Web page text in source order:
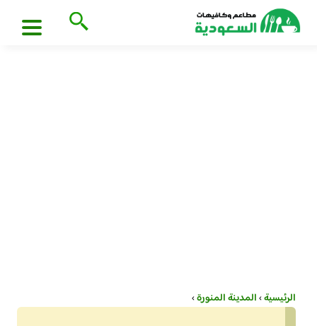
الرئيسية›المدينة المنورة›